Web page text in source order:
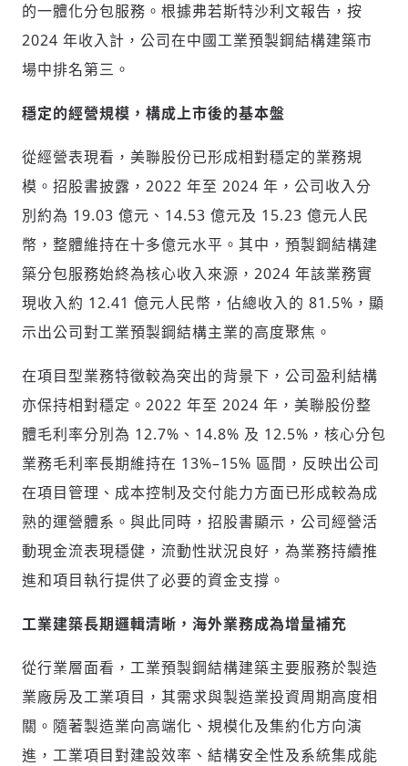
登入或註冊
歡迎您加入《旭時報》
掌握國際政經脈動
參與下一波全球科技革命
輸入 Email 驗證碼
請輸入發送到的驗證碼
(十分鐘內有效)
的一體化分包服務。根據弗若斯特沙利文報告，按
2024 年收入計，公司在中國工業預製鋼結構建築市
場中排名第三。
穩定的經營規模，構成上市後的基本盤
從經營表現看，美聯股份已形成相對穩定的業務規
模。招股書披露，2022 年至 2024 年，公司收入分
別約為 19.03 億元、14.53 億元及 15.23 億元人民
幣，整體維持在十多億元水平。其中，預製鋼結構建
築分包服務始終為核心收入來源，2024 年該業務實
現收入約 12.41 億元人民幣，佔總收入的 81.5%，顯
示出公司對工業預製鋼結構主業的高度聚焦。
在項目型業務特徵較為突出的背景下，公司盈利結構
亦保持相對穩定。2022 年至 2024 年，美聯股份整
體毛利率分別為 12.7%、14.8% 及 12.5%，核心分包
業務毛利率長期維持在 13%–15% 區間，反映出公司
在項目管理、成本控制及交付能力方面已形成較為成
熟的運營體系。與此同時，招股書顯示，公司經營活
動現金流表現穩健，流動性狀況良好，為業務持續推
進和項目執行提供了必要的資金支撐。
工業建築長期邏輯清晰，海外業務成為增量補充
從行業層面看，工業預製鋼結構建築主要服務於製造
業廠房及工業項目，其需求與製造業投資周期高度相
關。隨著製造業向高端化、規模化及集約化方向演
進，工業項目對建設效率、結構安全性及系統集成能